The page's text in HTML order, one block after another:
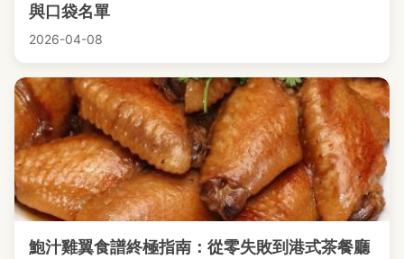
與口袋名單
2026-04-08
鮑汁雞翼食譜終極指南：從零失敗到港式茶餐廳